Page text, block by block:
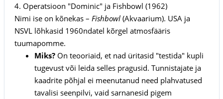
4. Operatsioon "Dominic" ja Fishbowl (1962)
Nimi ise on kõnekas – Fishbowl(Akvaarium). USA ja
NSVL lõhkasid 1960ndatel kõrgel atmosfääris
tuumapomme.
Miks?On teooriaid, et nad üritasid "testida" kupli
tugevust või leida selles pragusid. Tunnistajate ja
kaadrite põhjal ei meenutanud need plahvatused
tavalisi seenpilvi, vaid sarnanesid pigem